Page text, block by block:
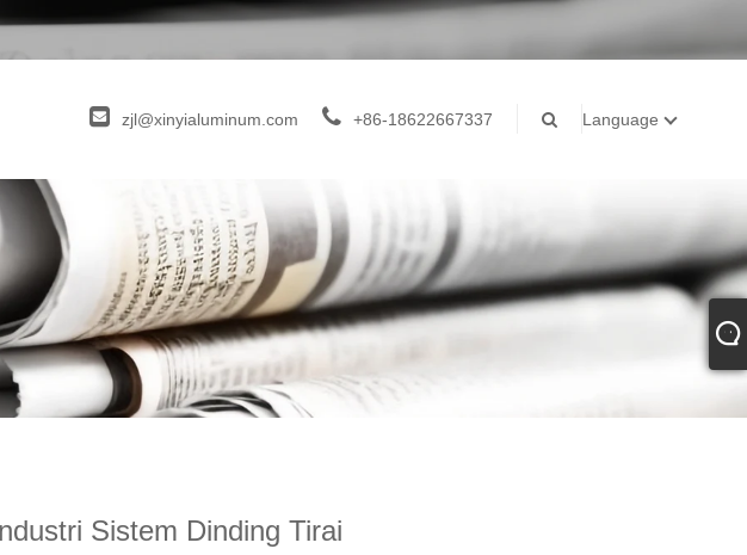
zjl@xinyialuminum.com +86-18622667337 Language
Sistem Dinding Tirai